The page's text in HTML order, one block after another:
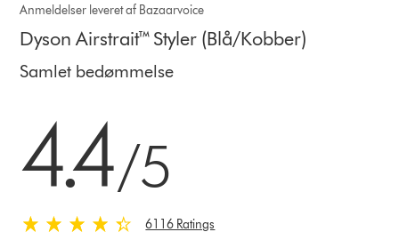
Anmeldelser leveret af Bazaarvoice
Dyson Airstrait™ Styler (Blå/Kobber)
Samlet bedømmelse
4.4/5
6116 Ratings